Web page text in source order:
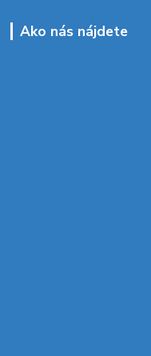
Ako nás nájdete